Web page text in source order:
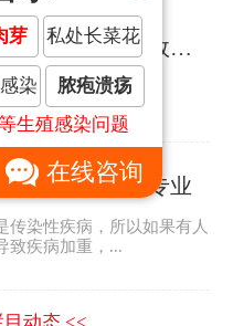
大连治疗尖锐湿疣哪里效果好
锐湿疣哪里效果好
尖锐湿疣医院专业
传染性疾病，所以如果有人
致疾病加重，...
芽 私处长菜花
染
脓疱溃疡
生殖感染问题
在线咨询